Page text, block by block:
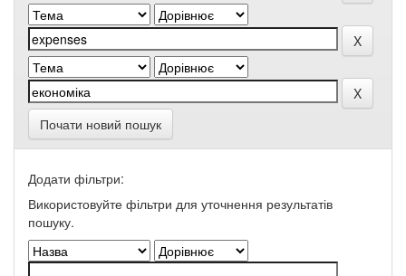
Почати новий пошук
Додати фільтри:
Використовуйте фільтри для уточнення результатів
пошуку.